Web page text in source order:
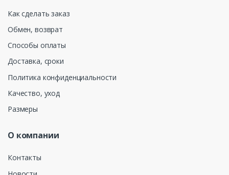
Как сделать заказ
Обмен, возврат
Способы оплаты
Доставка, сроки
Политика конфиденциальности
Качество, уход
Размеры
О компании
Контакты